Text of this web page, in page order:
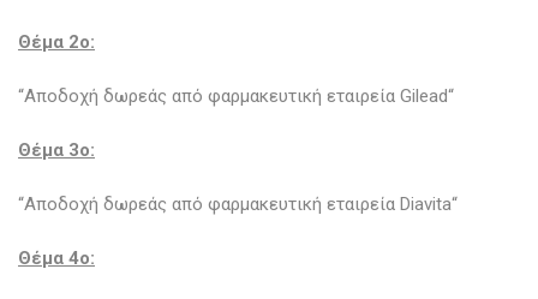
Θέμα 2ο:
“Αποδοχή δωρεάς από φαρμακευτική εταιρεία Gilead“
Θέμα 3o:
“Αποδοχή δωρεάς από φαρμακευτική εταιρεία Diavita“
Θέμα 4o: